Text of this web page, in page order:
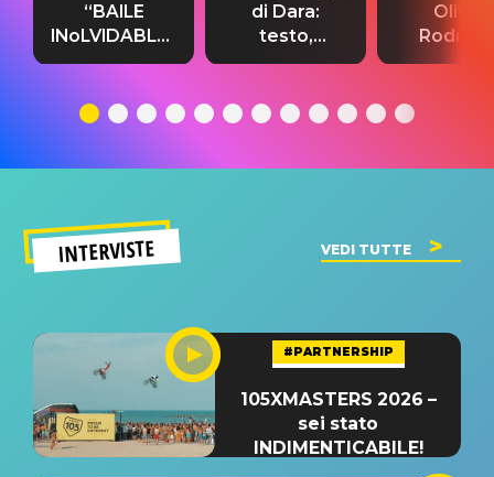
“BAILE
INoLVIDABLE”:
testo,
significato
di Dara:
testo,
traduzione e
del singolo
Olivia
testo,
INTERVISTE VEDI TUTTE
#PARTNERSHIP
105XMASTERS 2026 –
sei stato
INDIMENTICABILE!